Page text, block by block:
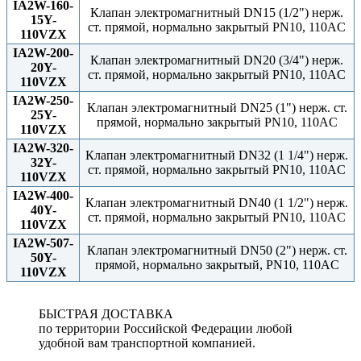
IA2W-160-
15Y-
110VZX
Клапан электромагнитный DN15 (1/2") нерж.
ст. прямой, нормально закрытый PN10, 110AC
IA2W-200-
20Y-
110VZX
Клапан электромагнитный DN20 (3/4") нерж.
ст. прямой, нормально закрытый PN10, 110AC
IA2W-250-
25Y-
110VZX
Клапан электромагнитный DN25 (1") нерж. ст.
прямой, нормально закрытый PN10, 110AC
IA2W-320-
32Y-
110VZX
Клапан электромагнитный DN32 (1 1/4") нерж.
ст. прямой, нормально закрытый PN10, 110AC
IA2W-400-
40Y-
110VZX
Клапан электромагнитный DN40 (1 1/2") нерж.
ст. прямой, нормально закрытый PN10, 110AC
IA2W-507-
50Y-
110VZX
Клапан электромагнитный DN50 (2") нерж. ст.
прямой, нормально закрытый, PN10, 110AC
БЫСТРАЯ ДОСТАВКА
по территории Российской Федерации любой
удобной вам транспортной компанией.